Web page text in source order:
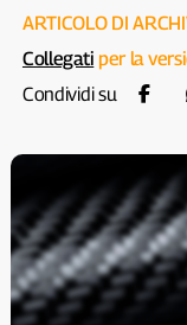
ARTICOLO DI
Collegati per la
Condividi su